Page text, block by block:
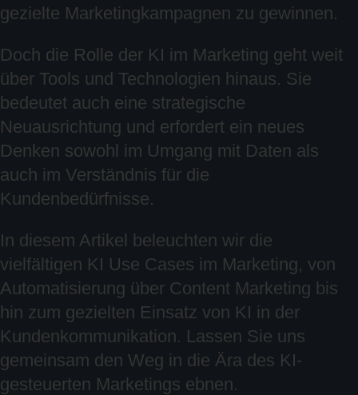
gezielte Marketingkampagnen zu gewinnen.
Doch die Rolle der KI im Marketing geht weit
über Tools und Technologien hinaus. Sie
bedeutet auch eine strategische
Neuausrichtung und erfordert ein neues
Denken sowohl im Umgang mit Daten als
auch im Verständnis für die
Kundenbedürfnisse.
In diesem Artikel beleuchten wir die
vielfältigen KI Use Cases im Marketing, von
Automatisierung über Content Marketing bis
hin zum gezielten Einsatz von KI in der
Kundenkommunikation. Lassen Sie uns
gemeinsam den Weg in die Ära des KI-
gesteuerten Marketings ebnen.